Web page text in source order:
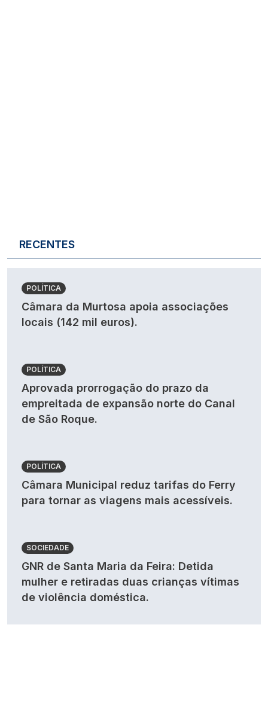
RECENTES
POLÍTICA
Câmara da Murtosa apoia associações
locais (142 mil euros).
POLÍTICA
Aprovada prorrogação do prazo da
empreitada de expansão norte do Canal
de São Roque.
POLÍTICA
Câmara Municipal reduz tarifas do Ferry
para tornar as viagens mais acessíveis.
SOCIEDADE
GNR de Santa Maria da Feira: Detida
mulher e retiradas duas crianças vítimas
de violência doméstica.